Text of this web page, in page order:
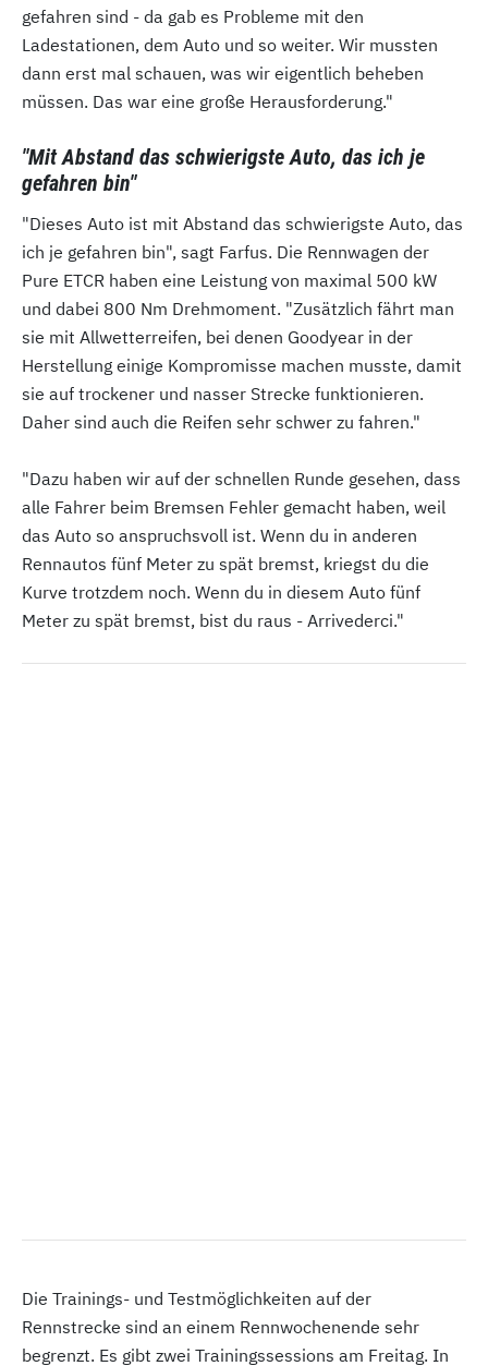
gefahren sind - da gab es Probleme mit den
Ladestationen, dem Auto und so weiter. Wir mussten
dann erst mal schauen, was wir eigentlich beheben
müssen. Das war eine große Herausforderung."
"Mit Abstand das schwierigste Auto, das ich je
gefahren bin"
"Dieses Auto ist mit Abstand das schwierigste Auto, das
ich je gefahren bin", sagt Farfus. Die Rennwagen der
Pure ETCR haben eine Leistung von maximal 500 kW
und dabei 800 Nm Drehmoment. "Zusätzlich fährt man
sie mit Allwetterreifen, bei denen Goodyear in der
Herstellung einige Kompromisse machen musste, damit
sie auf trockener und nasser Strecke funktionieren.
Daher sind auch die Reifen sehr schwer zu fahren."
"Dazu haben wir auf der schnellen Runde gesehen, dass
alle Fahrer beim Bremsen Fehler gemacht haben, weil
das Auto so anspruchsvoll ist. Wenn du in anderen
Rennautos fünf Meter zu spät bremst, kriegst du die
Kurve trotzdem noch. Wenn du in diesem Auto fünf
Meter zu spät bremst, bist du raus - Arrivederci."
Die Trainings- und Testmöglichkeiten auf der
Rennstrecke sind an einem Rennwochenende sehr
begrenzt. Es gibt zwei Trainingssessions am Freitag. In